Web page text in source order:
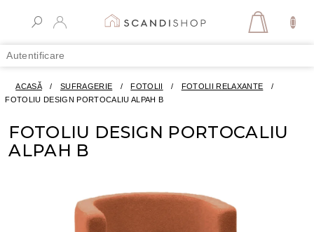
conținut
Autentificare
COŞ
ACASĂ / SUFRAGERIE / FOTOLII / FOTOLII RELAXANTE
/
FOTOLIU DESIGN PORTOCALIU ALPAH B
FOTOLIU DESIGN PORTOCALIU
ALPAH B